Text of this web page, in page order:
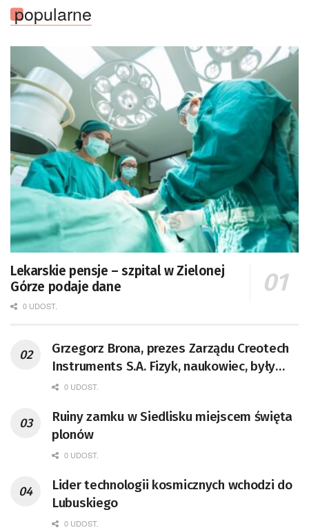
popularne
Lekarskie pensje – szpital w Zielonej
Górze podaje dane
0 UDOST.
Grzegorz Brona, prezes Zarządu Creotech
Instruments S.A. Fizyk, naukowiec, były
pracownik CERN w Genewie,
doktor habilitowany nauk fizycznych,
koordynator Rady Sektorowej ds.
Kompetencji Przemysłu Lotniczo-
Badań Kosmicznych i Satelitarnych PAN.
0 UDOST.
Ruiny zamku w Siedlisku miejscem święta
plonów
0 UDOST.
Lider technologii kosmicznych wchodzi do
Lubuskiego
0 UDOST.